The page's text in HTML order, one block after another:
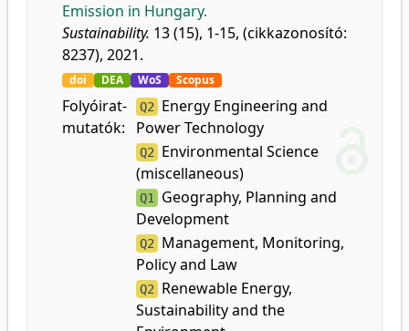
Emission in Hungary.
Sustainability. 13 (15), 1-15, (cikkazonosító:
8237), 2021.
doi DEA WoS Scopus
Folyóirat-
mutatók:
Q2 Energy Engineering and
Power Technology
Q2 Environmental Science
(miscellaneous)
Q1 Geography, Planning and
Development
Q2 Management, Monitoring,
Policy and Law
Q2 Renewable Energy,
Sustainability and the